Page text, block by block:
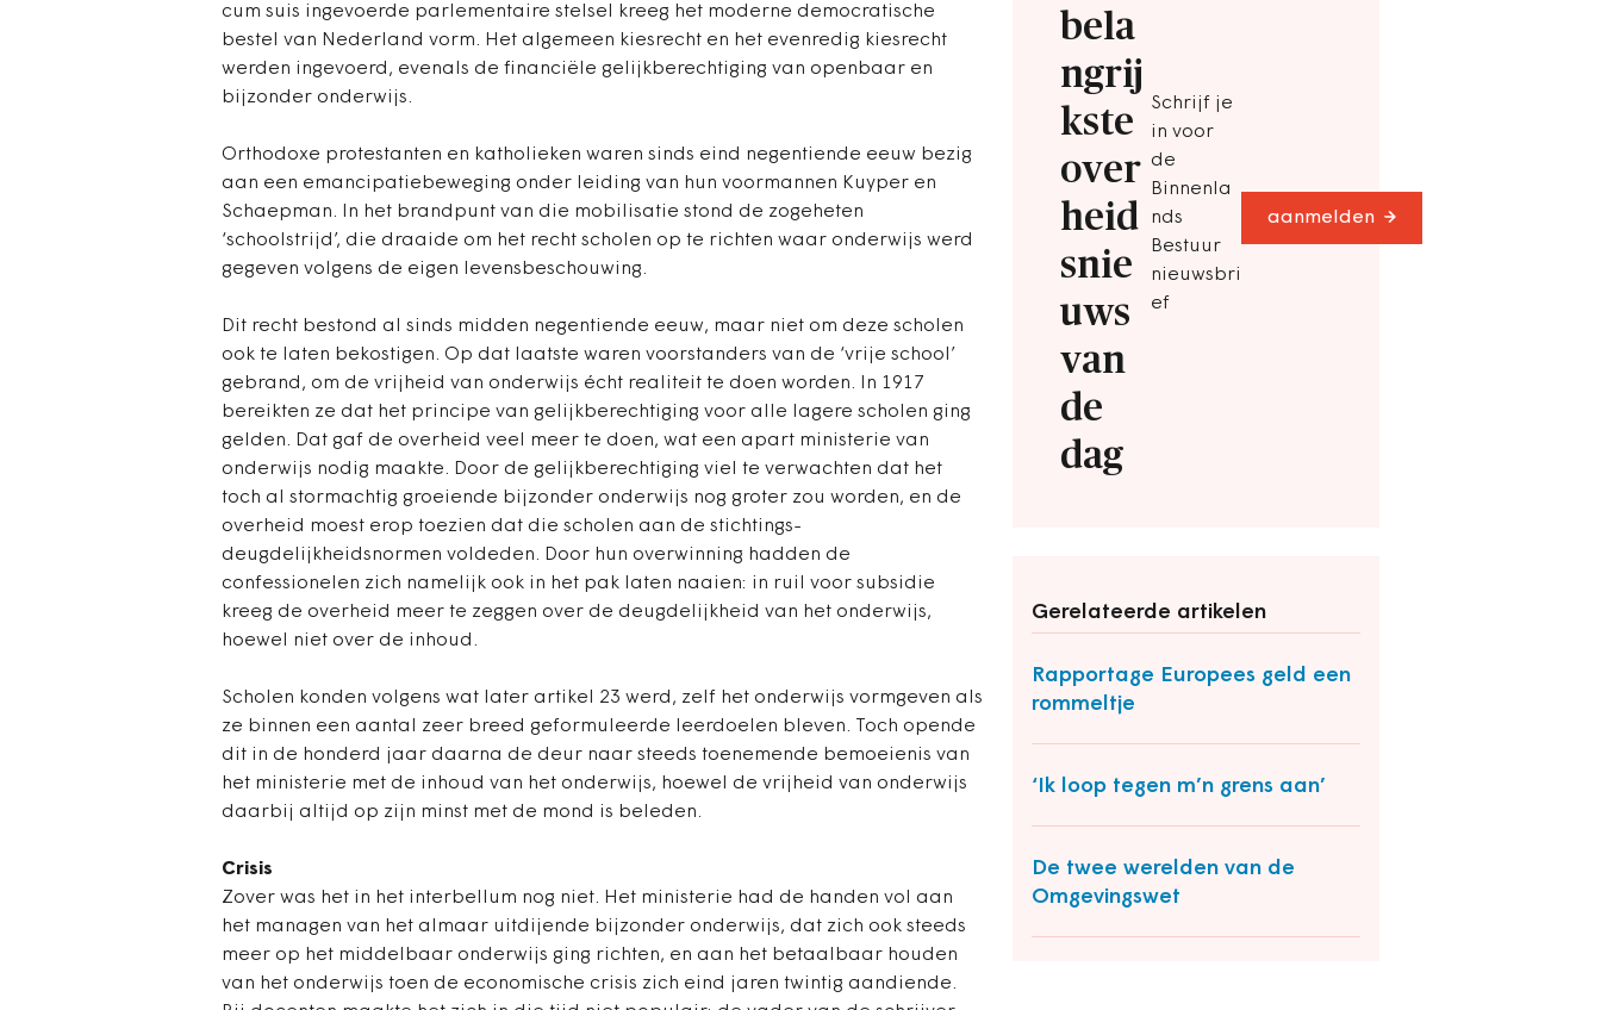
bela
ngrij
kste
over
heid
snie
uws
van
de
dag
Schrijf je
in voor
de
Binnenla
nds
Bestuur
nieuwsbri
ef
aanmelden
Gerelateerde artikelen
Rapportage Europees geld een
rommeltje
‘Ik loop tegen m’n grens aan’
De twee werelden van de
Omgevingswet
cum suis ingevoerde parlementaire stelsel kreeg het moderne democratische
bestel van Nederland vorm. Het algemeen kiesrecht en het evenredig kiesrecht
werden ingevoerd, evenals de financiële gelijkberechtiging van openbaar en
bijzonder onderwijs.
Orthodoxe protestanten en katholieken waren sinds eind negentiende eeuw bezig
aan een emancipatiebeweging onder leiding van hun voormannen Kuyper en
Schaepman. In het brandpunt van die mobilisatie stond de zogeheten
‘schoolstrijd’, die draaide om het recht scholen op te richten waar onderwijs werd
gegeven volgens de eigen levensbeschouwing.
Dit recht bestond al sinds midden negentiende eeuw, maar niet om deze scholen
ook te laten bekostigen. Op dat laatste waren voorstanders van de ‘vrije school’
gebrand, om de vrijheid van onderwijs écht realiteit te doen worden. In 1917
bereikten ze dat het principe van gelijkberechtiging voor alle lagere scholen ging
gelden. Dat gaf de overheid veel meer te doen, wat een apart ministerie van
onderwijs nodig maakte. Door de gelijkberechtiging viel te verwachten dat het
toch al stormachtig groeiende bijzonder onderwijs nog groter zou worden, en de
overheid moest erop toezien dat die scholen aan de stichtings-
deugdelijkheidsnormen voldeden. Door hun overwinning hadden de
confessionelen zich namelijk ook in het pak laten naaien: in ruil voor subsidie
kreeg de overheid meer te zeggen over de deugdelijkheid van het onderwijs,
hoewel niet over de inhoud.
Scholen konden volgens wat later artikel 23 werd, zelf het onderwijs vormgeven als
ze binnen een aantal zeer breed geformuleerde leerdoelen bleven. Toch opende
dit in de honderd jaar daarna de deur naar steeds toenemende bemoeienis van
het ministerie met de inhoud van het onderwijs, hoewel de vrijheid van onderwijs
daarbij altijd op zijn minst met de mond is beleden.
Crisis
Zover was het in het interbellum nog niet. Het ministerie had de handen vol aan
het managen van het almaar uitdijende bijzonder onderwijs, dat zich ook steeds
meer op het middelbaar onderwijs ging richten, en aan het betaalbaar houden
van het onderwijs toen de economische crisis zich eind jaren twintig aandiende.